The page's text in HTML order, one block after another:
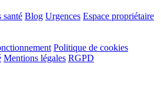
santé Blog Urgences Espace propriétaire
Politique de cookies
Mentions légales RGPD